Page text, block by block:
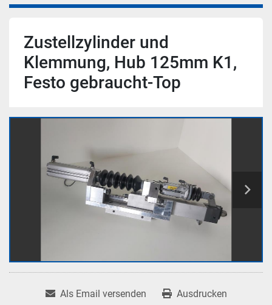
Zustellzylinder und
Klemmung, Hub 125mm K1,
Festo gebraucht-Top
Als Email versenden Ausdrucken